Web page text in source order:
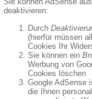
deaktivieren:
Durch
(hierfür müssen
Cookies Ihr
Sie können ein
Werbung von
Cookies löschen
Google AdSense
die Ihnen